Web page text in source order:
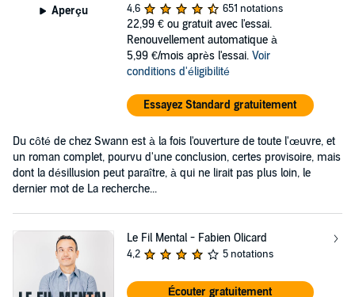
Aperçu
4,6
651 notations
22,99 € ou gratuit avec l'essai.
Renouvellement automatique à
5,99 €/mois après l'essai. Voir
conditions d'éligibilité
Essayez Standard gratuitement
Du côté de chez Swann est à la fois l'ouverture de toute l'œuvre, et
un roman complet, pourvu d'une conclusion, certes provisoire, mais
dont la désillusion peut paraître, à qui ne lirait pas plus loin, le
dernier mot de La recherche...
Le Fil Mental - Fabien Olicard
4,2 5 notations
Écouter gratuitement